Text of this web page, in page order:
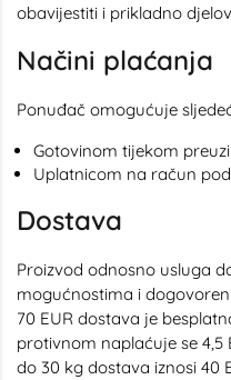
obavijestiti i prikladno
Načini plaćanja
Ponuđač omogućuje
Gotovinom tijekom
Uplatnicom na račun
Dostava
Proizvod odnosno usluga
mogućnostima i
70 EUR dostava je
protivnom naplaćuje se 4,5
do 30 kg dostava iznosi 40